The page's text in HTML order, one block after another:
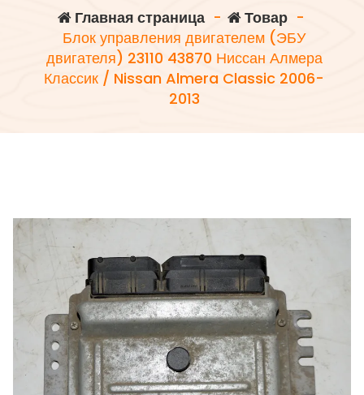
Главная страница- Товар-
Блок управления двигателем (ЭБУ
двигателя) 23110 43870 Ниссан Алмера
Классик / Nissan Almera Classic 2006-
2013